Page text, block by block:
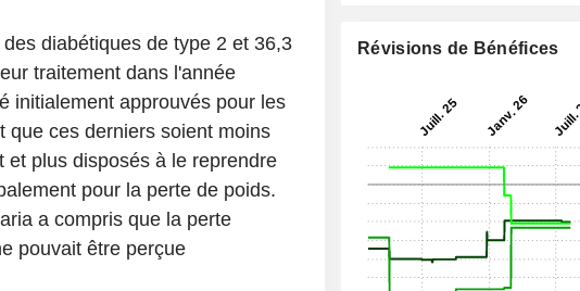
diabétiques de type 2 et 36,3
traitement dans l'année
initialement approuvés pour les
que ces derniers soient moins
plus disposés à le reprendre
pour la perte de poids.
a compris que la perte
pouvait être perçue
Révisions de Bénéfices